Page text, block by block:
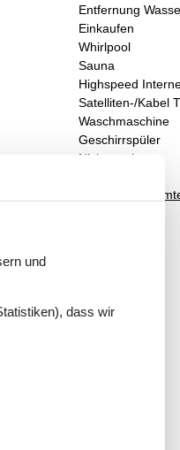
Entfernung
Einkaufen
Whirlpool
Sauna
Highspeed
Satelliten-/Kabel
Waschmaschine
Geschirrspüler
Nichtraucher
und
dass wir